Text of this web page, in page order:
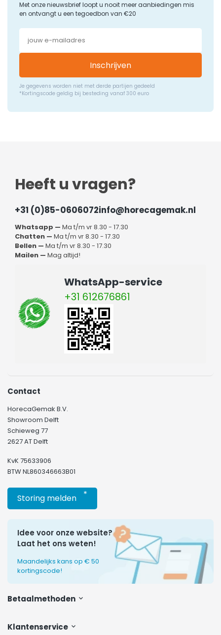
Met onze nieuwsbrief loopt u nooit meer aanbiedingen mis
en ontvangt u een tegoedbon van €20
Inschrijven
Je gegevens worden niet met derde partijen gedeeld
*Kortingscode geldig bij besteding vanaf 300 euro
Heeft u vragen?
+31 (0)85-0606072info@horecagemak.nl
Whatsapp — Ma t/m vr 8.30 - 17.30
Chatten — Ma t/m vr 8.30 - 17.30
Bellen — Ma t/m vr 8.30 - 17.30
Mailen — Mag altijd!
WhatsApp-service
+31 612676861
Klantenservice
Contact
HorecaGemak B.V.
Showroom Delft
Schieweg 77
2627 AT Delft
KvK 75633906
BTW NL860346663B01
Storing melden *
Idee voor onze website?
Laat het ons weten!
Maandelijks kans op € 50
kortingscode!
Betaalmethoden